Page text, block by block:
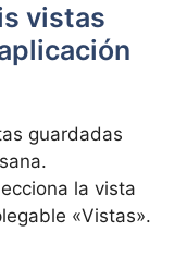
vistas
guardadas
la vista
«Vistas».